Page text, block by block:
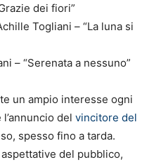
dei fiori”
Togliani – “La luna si
– “Serenata a nessuno”
un ampio interesse ogni
del vincitore del
spesso fino a tarda.
del pubblico,